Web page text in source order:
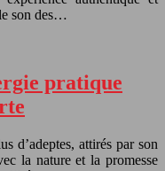
son des…
pratique
d’adeptes, attirés par son
la nature et la promesse